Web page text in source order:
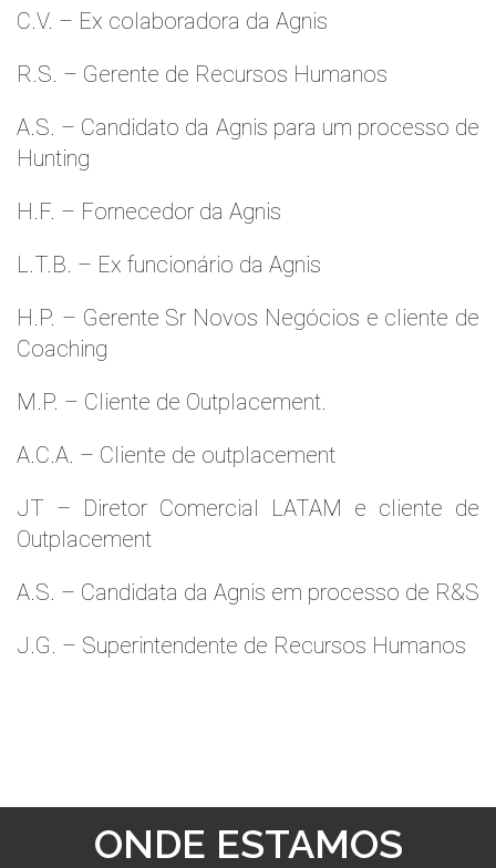
C.V. – Ex colaboradora da Agnis
R.S. – Gerente de Recursos Humanos
A.S. – Candidato da Agnis para um processo de
Hunting
H.F. – Fornecedor da Agnis
L.T.B. – Ex funcionário da Agnis
H.P. – Gerente Sr Novos Negócios e cliente de
Coaching
M.P. – Cliente de Outplacement.
A.C.A. – Cliente de outplacement
JT – Diretor Comercial LATAM e cliente de
Outplacement
A.S. – Candidata da Agnis em processo de R&S
J.G. – Superintendente de Recursos Humanos
ONDE ESTAMOS